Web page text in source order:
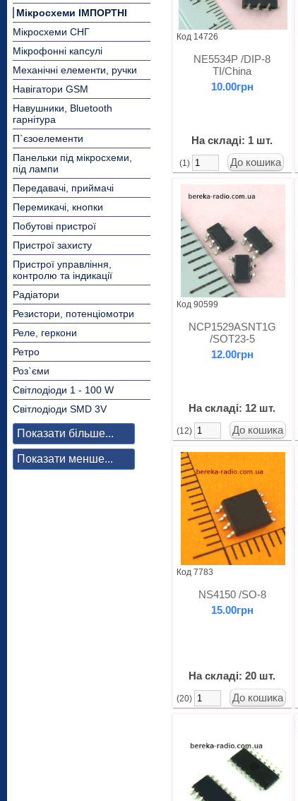
Мікросхеми ІМПОРТНІ
Мікросхеми СНГ
Мікрофонні капсулі
Механічні елементи, ручки
Навігатори GSM
Навушники, Bluetooth
гарнітура
П`єзоелементи
Панельки під мікросхеми,
під лампи
Передавачі, приймачі
Перемикачі, кнопки
Побутові пристрої
Пристрої захисту
Пристрої управління,
контролю та індикації
Радіатори
Резистори, потенціомотри
Реле, геркони
Ретро
Роз`єми
Світлодіоди 1 - 100 W
Світлодіоди SMD 3V
Показати більше...
Показати менше...
Код 14726
NE5534P /DIP-8
TI/China
10.00грн
На складі: 1 шт.
(1)
Код 90599
NCP1529ASNT1G
/SOT23-5
12.00грн
На складі: 12 шт.
(12)
Код 7783
NS4150 /SO-8
15.00грн
На складі: 20 шт.
(20)